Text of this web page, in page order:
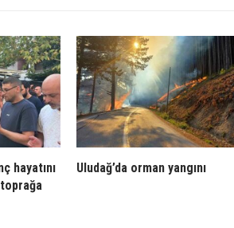
hayatını
Uludağ’da orman yangını